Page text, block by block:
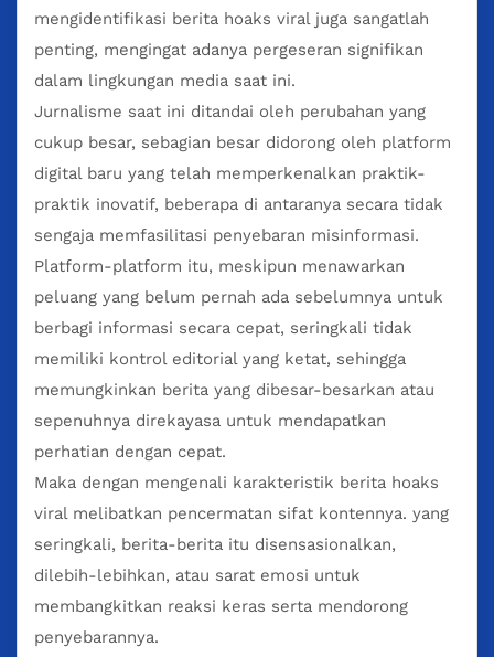
mengidentifikasi berita hoaks viral juga sangatlah
penting, mengingat adanya pergeseran signifikan
dalam lingkungan media saat ini.
Jurnalisme saat ini ditandai oleh perubahan yang
cukup besar, sebagian besar didorong oleh platform
digital baru yang telah memperkenalkan praktik-
praktik inovatif, beberapa di antaranya secara tidak
sengaja memfasilitasi penyebaran misinformasi.
Platform-platform itu, meskipun menawarkan
peluang yang belum pernah ada sebelumnya untuk
berbagi informasi secara cepat, seringkali tidak
memiliki kontrol editorial yang ketat, sehingga
memungkinkan berita yang dibesar-besarkan atau
sepenuhnya direkayasa untuk mendapatkan
perhatian dengan cepat.
Maka dengan mengenali karakteristik berita hoaks
viral melibatkan pencermatan sifat kontennya. yang
seringkali, berita-berita itu disensasionalkan,
dilebih-lebihkan, atau sarat emosi untuk
membangkitkan reaksi keras serta mendorong
penyebarannya.